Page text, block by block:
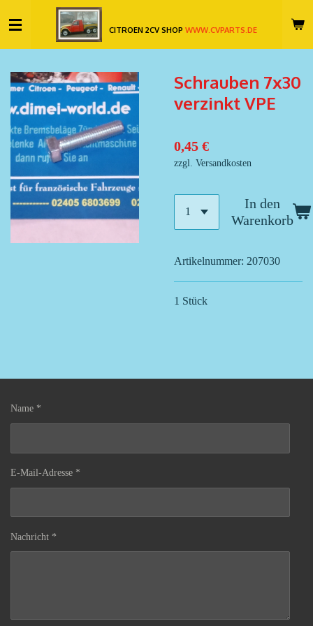
Hauptinhalt
springen
CITROEN 2CV SHOPWWW.CVPARTS.DE
Schrauben 7x30
verzinkt VPE
0,45 €
zzgl. Versandkosten
In den
Warenkorb
Artikelnummer: 207030
1 Stück
Name *
E-Mail-Adresse *
Nachricht *